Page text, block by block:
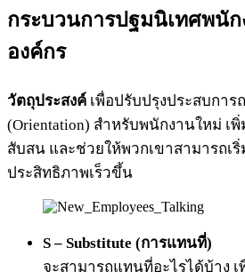
กระบวนการปฐมนิเทศพนั
องค์กร
วัตถุประสงค์ เพื่อปรับปรุงประสบกา
(Orientation) สำหรับพนักงานใหม่ เ
สับสน และช่วยให้พวกเขาสามารถเ
ประสิทธิภาพเร็วขึ้น
S – Substitute (การแทนที่)
จะสามารถแทนที่อะไรได้บ้าง